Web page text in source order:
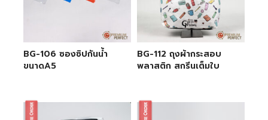
BG-106 ซองซิปกันน้ำ
ขนาดA5
BG-112 ถุงผ้ากระสอบ
พลาสติก สกรีนเต็มใบ